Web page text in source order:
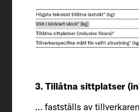
3. Tillåtna sittplatser
… fastställs av
Tid för visning
Önskelista